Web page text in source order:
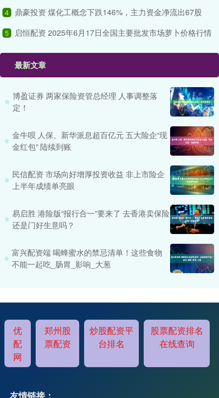
4 鼎豪投资 煤化工概念下跌146%，主力资金净流出67股
5 启恒配资 2025年6月17日全国主要批发市场萝卜价格行情
最新文章
博盈证券 两家保险资管总经理 人事调整落
定！
金牛呗 人保、新华派息超百亿元 五大险企“现
金红包” 陆续到账
民信配资 市场向好增厚投资收益 非上市险企
上半年成绩单亮眼
易启胜 港险版“报行合一”要来了 去香港卖保险
还是门好生意吗？
富兴配资端 喝蜂蜜水的禁忌清单！这些食物
不能一起吃_肠胃_影响_大葱
优
配
网
郑州股
票配资
炒股配资平
台排名
股票配资排名
在线查询